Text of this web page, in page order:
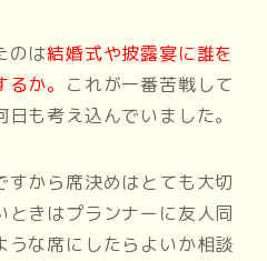
のは結婚式や披露宴に誰を
か。 これが一番苦戦して
も考え込んでいました。
から席決めはとても大切
きはプランナーに友人同
うな席にしたらよいか相談